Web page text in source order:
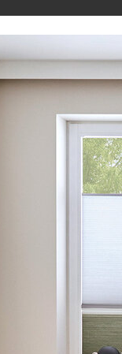
egy aktuális
tanácsot